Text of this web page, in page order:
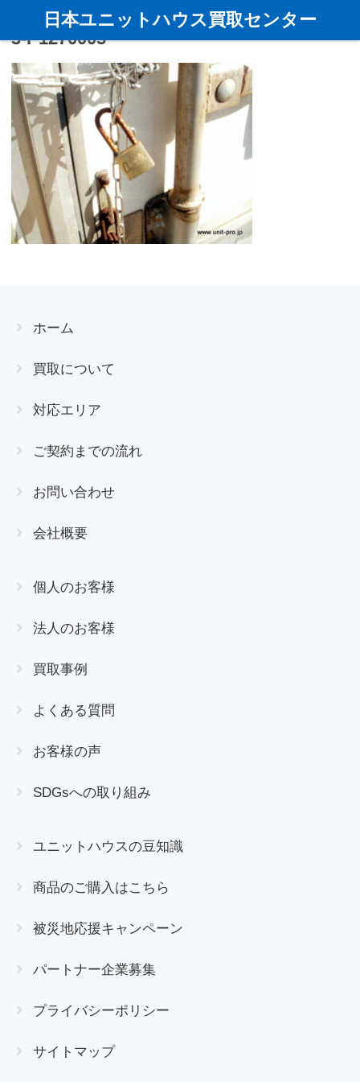
3-P1270005
ホーム
買取について
対応エリア
ご契約までの流れ
お問い合わせ
会社概要
個人のお客様
法人のお客様
買取事例
よくある質問
お客様の声
SDGsへの取り組み
ユニットハウスの豆知識
商品のご購入はこちら
被災地応援キャンペーン
パートナー企業募集
プライバシーポリシー
サイトマップ
日本ユニットハウス買取センター